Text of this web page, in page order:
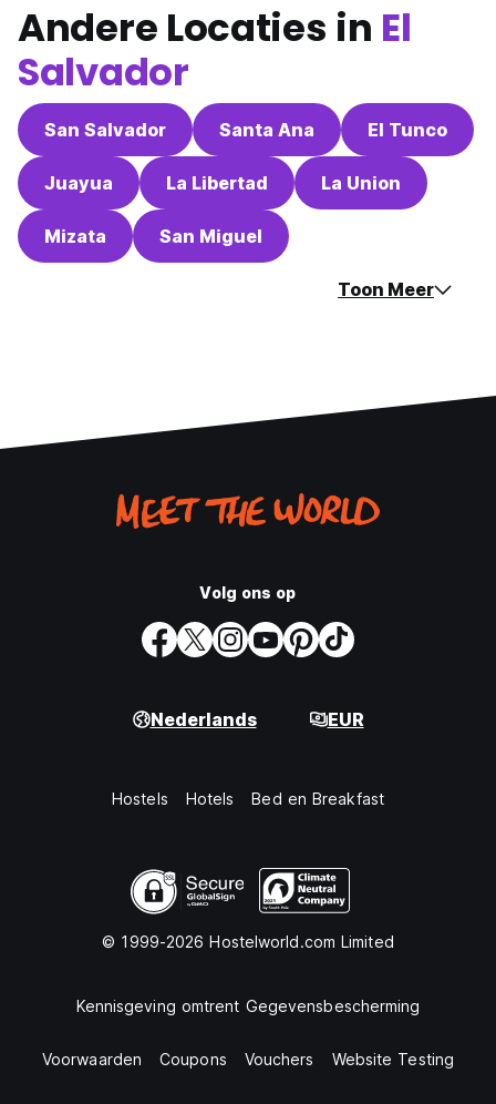
Andere Locaties in El
Salvador
San Salvador Santa Ana El Tunco
Juayua La Libertad La Union
Mizata San Miguel
Toon Meer
Volg ons op
Nederlands EUR
Hostels Hotels Bed en Breakfast
© 1999-2026 Hostelworld.com Limited
Kennisgeving omtrent Gegevensbescherming
Voorwaarden Coupons Vouchers Website Testing